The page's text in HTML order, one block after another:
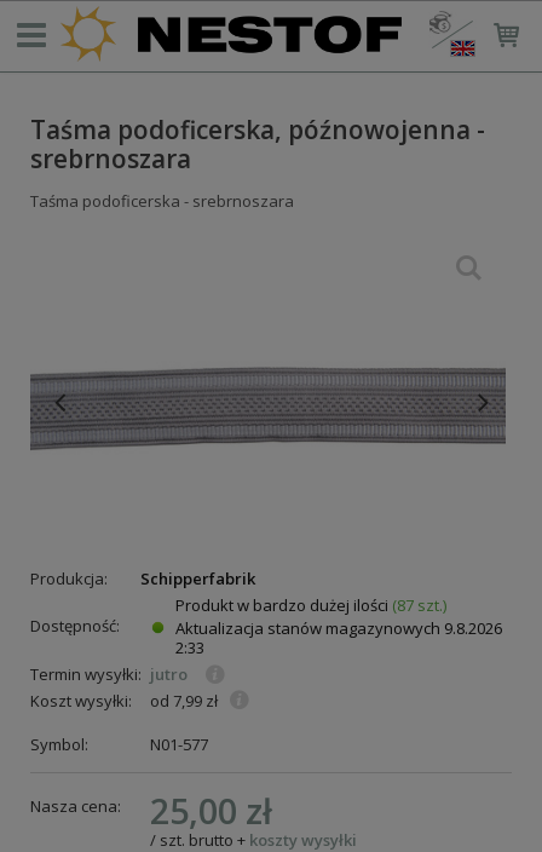
Taśma podoficerska, późnowojenna -
srebrnoszara
Taśma podoficerska - srebrnoszara
Produkcja: Schipperfabrik
Dostępność:
Produkt w bardzo dużej ilości (87 szt.)
Aktualizacja stanów magazynowych 9.8.2026
2:33
Termin wysyłki: jutro
Koszt wysyłki:
od 7,99 zł
Symbol:
N01-577
Nasza cena: 25,00 zł
/ szt. brutto + koszty wysyłki